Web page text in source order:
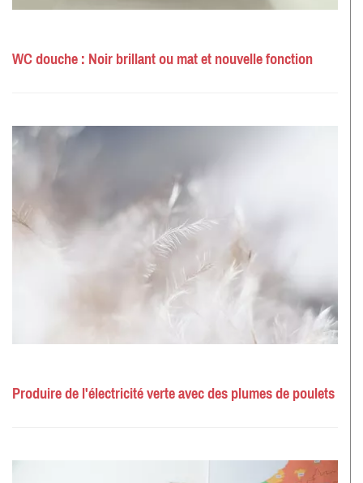
WC douche : Noir brillant ou mat et nouvelle fonction
Produire de l'électricité verte avec des plumes de poulets